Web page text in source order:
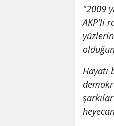
"2009
AKP'li
Hayatı